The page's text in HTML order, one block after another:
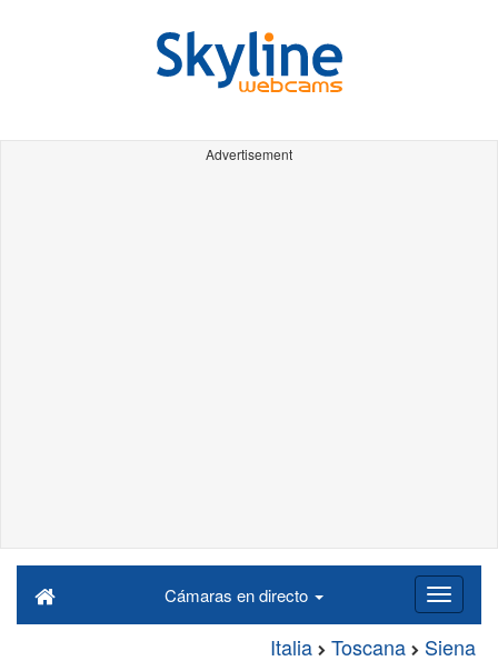
Advertisement
Cámaras en directo
Italia Toscana Siena